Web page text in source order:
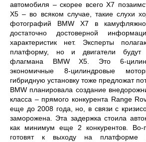
автомобиля – скорее всего X7
X5 – во всяком случае, такие слухи
фотографий BMW X7 в
достаточно достоверной
характеристик нет. Эксперты
платформу, но и двигатели будут
флагмана BMW X5. Это 6-
экономичные 8-цилиндровые
гибридную установку тоже предложат
BMW планировала создание
класса – прямого конкурента Range
еще до 2008 года, но, в связи с
заморожена. Эта задержка стоила
как минимум еще 2 конкурентов.
готовят к выходу на платформе